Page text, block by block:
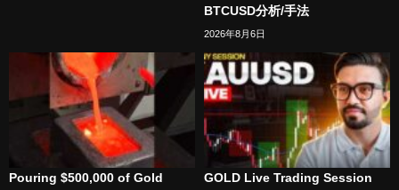
BTCUSD分析/手法
2026年8月6日
Pouring $500,000 of Gold
GOLD Live Trading Session